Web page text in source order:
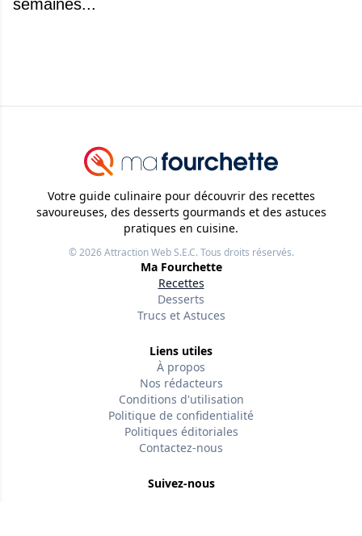
semaines...
Votre guide culinaire pour découvrir des recettes
savoureuses, des desserts gourmands et des astuces
pratiques en cuisine.
© 2026Attraction Web S.E.C.Tous droits réservés.
Ma Fourchette
Recettes
Desserts
Trucs et Astuces
Liens utiles
À propos
Nos rédacteurs
Conditions d'utilisation
Politique de confidentialité
Politiques éditoriales
Contactez-nous
Suivez-nous